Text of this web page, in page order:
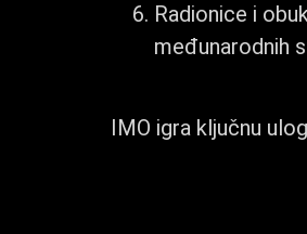
Radionice i
međunarodnih
IMO igra ključnu